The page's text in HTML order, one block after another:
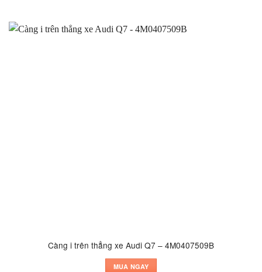
Càng i trên thẳng xe Audi Q7 – 4M0407509B
MUA NGAY